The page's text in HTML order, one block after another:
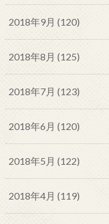
2018年9月 (120)
2018年8月 (125)
2018年7月 (123)
2018年6月 (120)
2018年5月 (122)
2018年4月 (119)